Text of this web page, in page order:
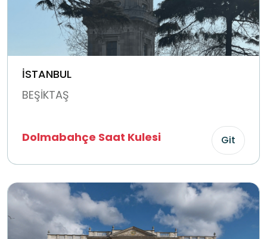
İSTANBUL
BEŞİKTAŞ
Dolmabahçe Saat Kulesi Git